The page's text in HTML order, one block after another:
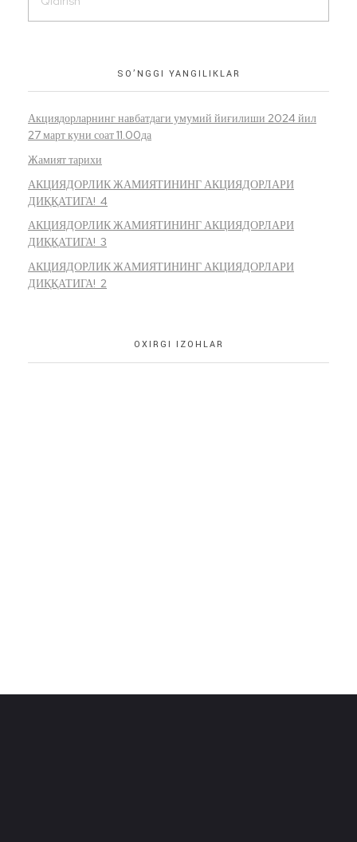
SO’NGGI YANGILIKLAR
Акциядорларнинг навбатдаги умумий йиғилиши 2024 йил
27 март куни соат 11.00да
Жамият тарихи
АКЦИЯДОРЛИК ЖАМИЯТИНИНГ АКЦИЯДОРЛАРИ
ДИҚҚАТИГА! 4
АКЦИЯДОРЛИК ЖАМИЯТИНИНГ АКЦИЯДОРЛАРИ
ДИҚҚАТИГА! 3
АКЦИЯДОРЛИК ЖАМИЯТИНИНГ АКЦИЯДОРЛАРИ
ДИҚҚАТИГА! 2
OXIRGI IZOHLAR